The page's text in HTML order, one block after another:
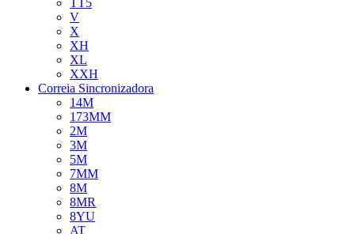
TT5
V
X
XH
XL
XXH
Correia Sincronizadora
14M
173MM
2M
3M
5M
7MM
8M
8MR
8YU
AT